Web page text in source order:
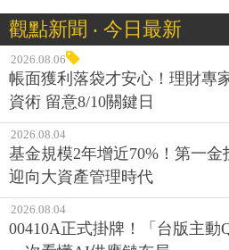
觀點新聞 ‧ 今日最新
2026.08.06
帳面獲利落袋才安心！理財專
資術 留意8/10關鍵日
2026.08.04
基金規模2年增近70%！第一
迎向大資產管理時代
2026.08.04
00410A正式掛牌！「台版主動